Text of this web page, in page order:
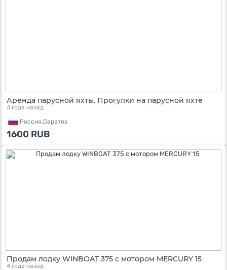
Аренда парусной яхты. Прогулки на парусной яхте
4 года назад
Россия,Саратов
1600 RUB
Продам лодку WINBOAT 375 с мотором MERCURY 15
4 года назад